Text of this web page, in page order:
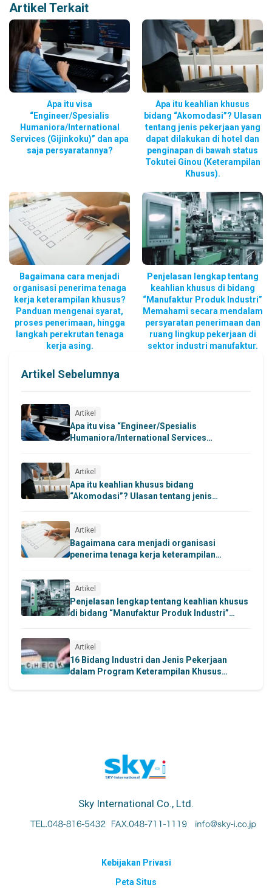
Artikel Terkait
Apa itu visa
“Engineer/Spesialis
Humaniora/International
Services (Gijinkoku)” dan apa
saja persyaratannya?
Apa itu keahlian khusus
bidang “Akomodasi”? Ulasan
tentang jenis pekerjaan yang
dapat dilakukan di hotel dan
penginapan di bawah status
Tokutei Ginou (Keterampilan
Khusus).
Bagaimana cara menjadi
organisasi penerima tenaga
kerja keterampilan khusus?
Panduan mengenai syarat,
proses penerimaan, hingga
langkah perekrutan tenaga
kerja asing.
Penjelasan lengkap tentang
keahlian khusus di bidang
“Manufaktur Produk Industri”
Memahami secara mendalam
persyaratan penerimaan dan
ruang lingkup pekerjaan di
sektor industri manufaktur.
Artikel Sebelumnya
Artikel
Apa itu visa “Engineer/Spesialis
Humaniora/International Services
Artikel
Apa itu keahlian khusus bidang
“Akomodasi”? Ulasan tentang jenis
(Keterampilan Khusus).
Artikel
Bagaimana cara menjadi organisasi
penerima tenaga kerja keterampilan
tenaga kerja asing.
Artikel
Penjelasan lengkap tentang keahlian khusus
di bidang “Manufaktur Produk Industri”
sektor industri manufaktur.
Artikel
16 Bidang Industri dan Jenis Pekerjaan
dalam Program Keterampilan Khusus
Sky International Co., Ltd.
Kebijakan Privasi
Peta Situs